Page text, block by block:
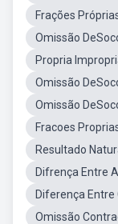
Frações
Omissão
Propria
Omissão
Omissão
Fracoes
Resultado
Difrença Entre
Diferença Entre
Omissão